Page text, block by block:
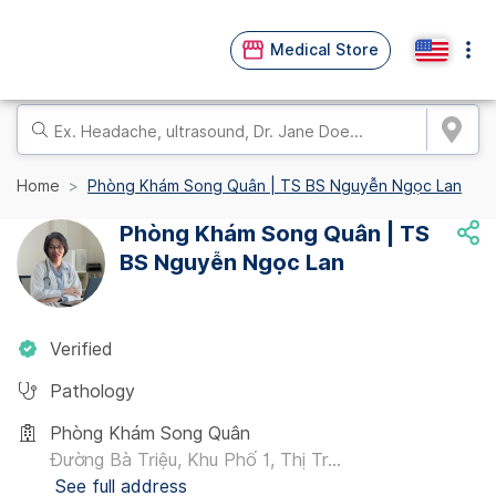
Medical Store
Home Phòng Khám Song Quân | TS BS Nguyễn Ngọc Lan
Phòng Khám Song Quân | TS
BS Nguyễn Ngọc Lan
Verified
Pathology
Phòng Khám Song Quân
Đường Bà Triệu, Khu Phố 1, Thị Tr...
See full address